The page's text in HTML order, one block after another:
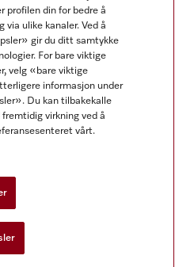
profilen din for bedre å
via ulike kanaler. Ved å
gir du ditt samtykke
For bare viktige
velg «bare viktige
informasjon under
Du kan tilbakekalle
virkning ved å
vårt.